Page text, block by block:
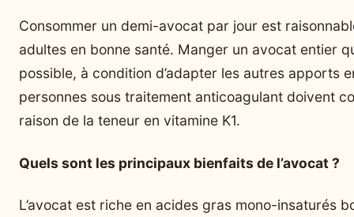
Consommer un demi-avocat par jour est
adultes en bonne santé. Manger un avocat entier
possible, à condition d’adapter les autres apports
personnes sous traitement anticoagulant doivent
raison de la teneur en vitamine K1.
Quels sont les principaux bienfaits de l’avocat ?
L’avocat est riche en acides gras mono-insaturés